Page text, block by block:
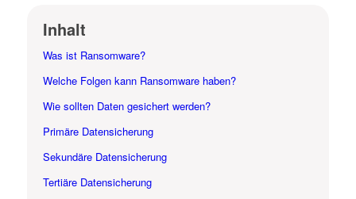
Inhalt
Was ist Ransomware?
Welche Folgen kann Ransomware haben?
Wie sollten Daten gesichert werden?
Primäre Datensicherung
Sekundäre Datensicherung
Tertiäre Datensicherung